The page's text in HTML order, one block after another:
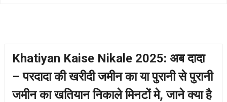
Khatiyan Kaise Nikale 2025: अब दादा
– परदादा की खरीदी जमीन का या पुरानी से पुरानी
जमीन का खतियान निकाले मिनटों मे, जाने क्या है